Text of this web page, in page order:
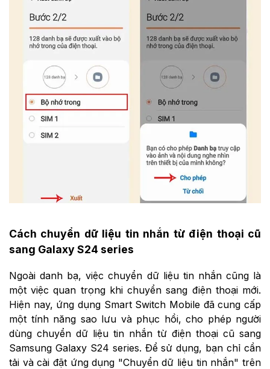
Cách chuyển dữ liệu tin nhắn từ điện thoại cũ
sang Galaxy S24 series
Ngoài danh bạ, việc chuyển dữ liệu tin nhắn cũng là
một việc quan trọng khi chuyển sang điện thoại mới.
Hiện nay, ứng dụng Smart Switch Mobile đã cung cấp
một tính năng sao lưu và phục hồi, cho phép người
dùng chuyển dữ liệu tin nhắn từ điện thoại cũ sang
Samsung Galaxy S24 series. Để sử dụng, bạn chỉ cần
tải và cài đặt ứng dụng "Chuyển dữ liệu tin nhắn" trên